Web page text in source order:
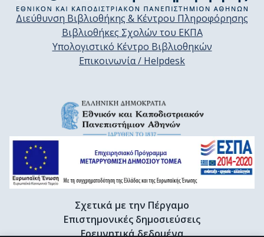
Διεύθυνση Βιβλιοθήκης & Κέντρου Πληροφόρησης
Βιβλιοθήκες Σχολών του ΕΚΠΑ
Υπολογιστικό Κέντρο Βιβλιοθηκών
Επικοινωνία / Helpdesk
Σχετικά με την Πέργαμο
Επιστημονικές δημοσιεύσεις
Ερευνητικά δεδομένα